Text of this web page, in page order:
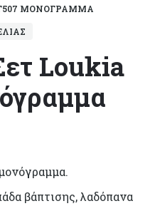
ΜΟΝΌΓΡΑΜΜΑ
Loukia
βάπτισης, λαδόπανα